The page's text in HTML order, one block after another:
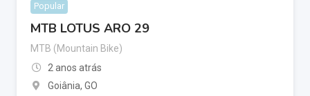
Popular
MTB LOTUS ARO 29
MTB (Mountain Bike)
2 anos atrás
Goiânia, GO